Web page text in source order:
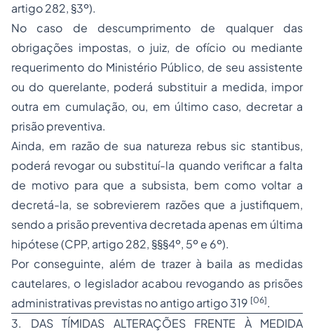
artigo 282, §3º).
No caso de descumprimento de qualquer das
obrigações impostas, o juiz, de ofício ou mediante
requerimento do Ministério Público, de seu assistente
ou do querelante, poderá substituir a medida, impor
outra em cumulação, ou, em último caso, decretar a
prisão preventiva.
Ainda, em razão de sua natureza rebus sic stantibus,
poderá revogar ou substituí-la quando verificar a falta
de motivo para que a subsista, bem como voltar a
decretá-la, se sobrevierem razões que a justifiquem,
sendo a prisão preventiva decretada apenas em última
hipótese (CPP, artigo 282, §§§4º, 5º e 6º).
Por conseguinte, além de trazer à baila as medidas
cautelares, o legislador acabou revogando as prisões
administrativas previstas no antigo artigo 319 [06].
3. DAS TÍMIDAS ALTERAÇÕES FRENTE À MEDIDA